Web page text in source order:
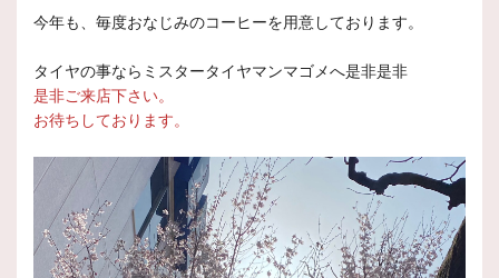
今年も、毎度おなじみのコーヒーを用意しております。
タイヤの事ならミスタータイヤマンマゴメへ是非是非
是非ご来店下さい。
お待ちしております。